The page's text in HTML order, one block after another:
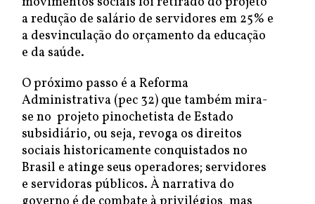
a redução de salário de servidores em 25% e
a desvinculação do orçamento da educação
e da saúde.
O próximo passo é a Reforma
Administrativa (pec 32) que também mira-
se no projeto pinochetista de Estado
subsidiário, ou seja, revoga os direitos
sociais historicamente conquistados no
Brasil e atinge seus operadores; servidores
e servidoras públicos. À narrativa do